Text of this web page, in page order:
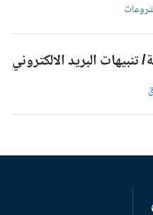
البريد الالكتروني